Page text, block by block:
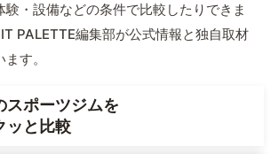
・設備などの条件で比較したりできま
PALETTE編集部が公式情報と独自取材
す。
スポーツジムを
ッと比較